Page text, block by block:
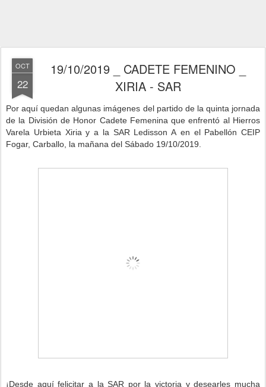
OCT
22
19/10/2019 _ CADETE FEMENINO _
XIRIA - SAR
Por aquí quedan algunas imágenes del partido de la quinta jornada
de la División de Honor Cadete Femenina que enfrentó al Hierros
Varela Urbieta Xiria y a la SAR Ledisson A en el Pabellón CEIP
Fogar, Carballo, la mañana del Sábado 19/10/2019.
¡Desde aquí felicitar a la SAR por la victoria y desearles mucha